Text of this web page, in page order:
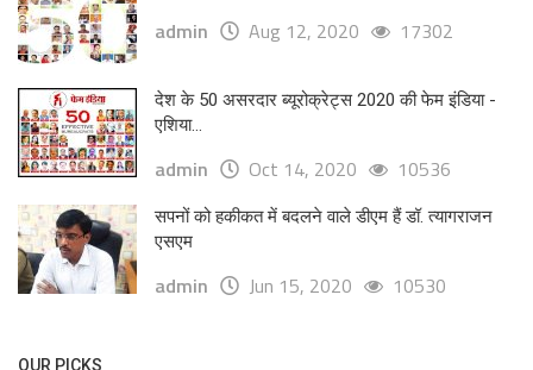
admin Aug 12, 2020 17302
देश के 50 असरदार ब्यूरोक्रेट्स 2020 की फेम इंडिया -
एशिया...
admin Oct 14, 2020 10536
सपनों को हकीकत में बदलने वाले डीएम हैं डॉ. त्यागराजन
एसएम
admin Jun 15, 2020 10530
OUR PICKS